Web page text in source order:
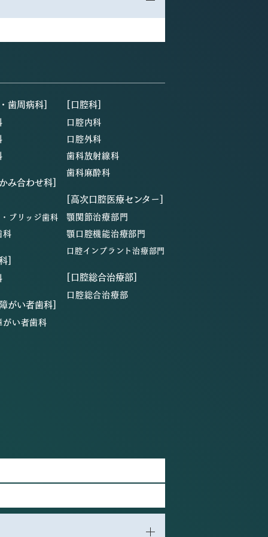
歯周病科]
み合わせ科]
ブリッジ歯科
科
]
がい者歯科]
い者歯科
[口腔科]
口腔内科
口腔外科
歯科放射線科
歯科麻酔科
[高次口腔医療センター]
顎関節治療部門
顎口腔機能治療部門
口腔インプラント治療部門
[口腔総合治療部]
口腔総合治療部